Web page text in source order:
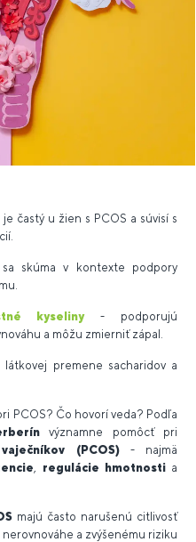
častý u žien s PCOS a súvisí s
skúma v kontexte podpory
kyseliny- podporujú
a môžu zmierniť zápal.
premene sacharidov a
PCOS? Čo hovorí veda? Podľa
významne pomôcť pri
(PCOS)- najmä
, regulácie hmotnostia
majú často narušenú citlivosť
a zvýšenému riziku